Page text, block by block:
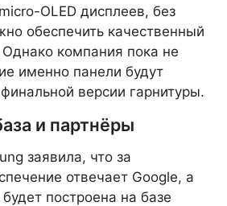
OLED дисплеев, без
обеспечить качественный
компания пока не
именно панели будут
версии гарнитуры.
и партнёры
заявила, что за
отвечает Google, а
построена на базе